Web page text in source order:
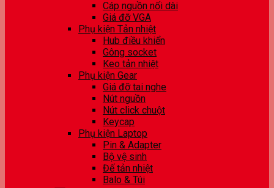
Cáp nguồn nối dài
Giá đỡ VGA
Phụ kiện Tản nhiệt
Hub điều khiển
Gông socket
Keo tản nhiệt
Phụ kiện Gear
Giá đỡ tai nghe
Nút nguồn
Nút click chuột
Keycap
Phụ kiện Laptop
Pin & Adapter
Bộ vệ sinh
Đế tản nhiệt
Balo & Túi